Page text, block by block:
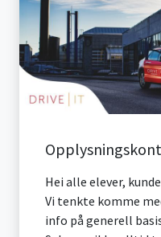
Hei alle elever,
Vi tenkte komme
info på generell